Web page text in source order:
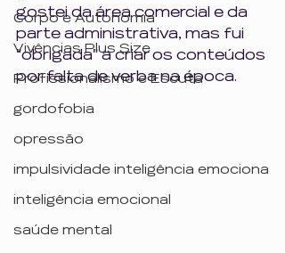
Corpo e Autonomia
Vivências Plus Size
Profissionalismo e Escuta
gordofobia
opressão
impulsividade inteligência emociona
inteligência emocional
saúde mental
gostei da área comercial e da
parte administrativa, mas fui
"obrigada" a criar os conteúdos
por falta de verba na época.